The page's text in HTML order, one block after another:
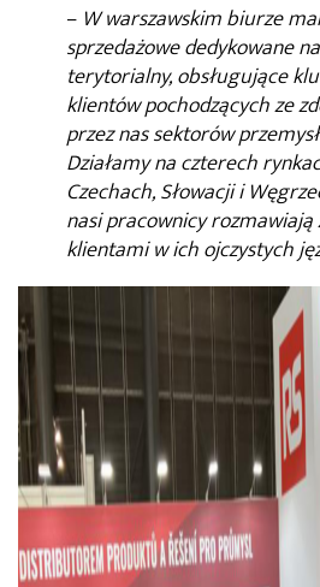
– W warszawskim biurze
sprzedażowe dedykowane
terytorialny, obsługujące
klientów pochodzących ze
przez nas sektorów
Działamy na czterech
Czechach, Słowacji i
nasi pracownicy
klientami w ich ojczystych